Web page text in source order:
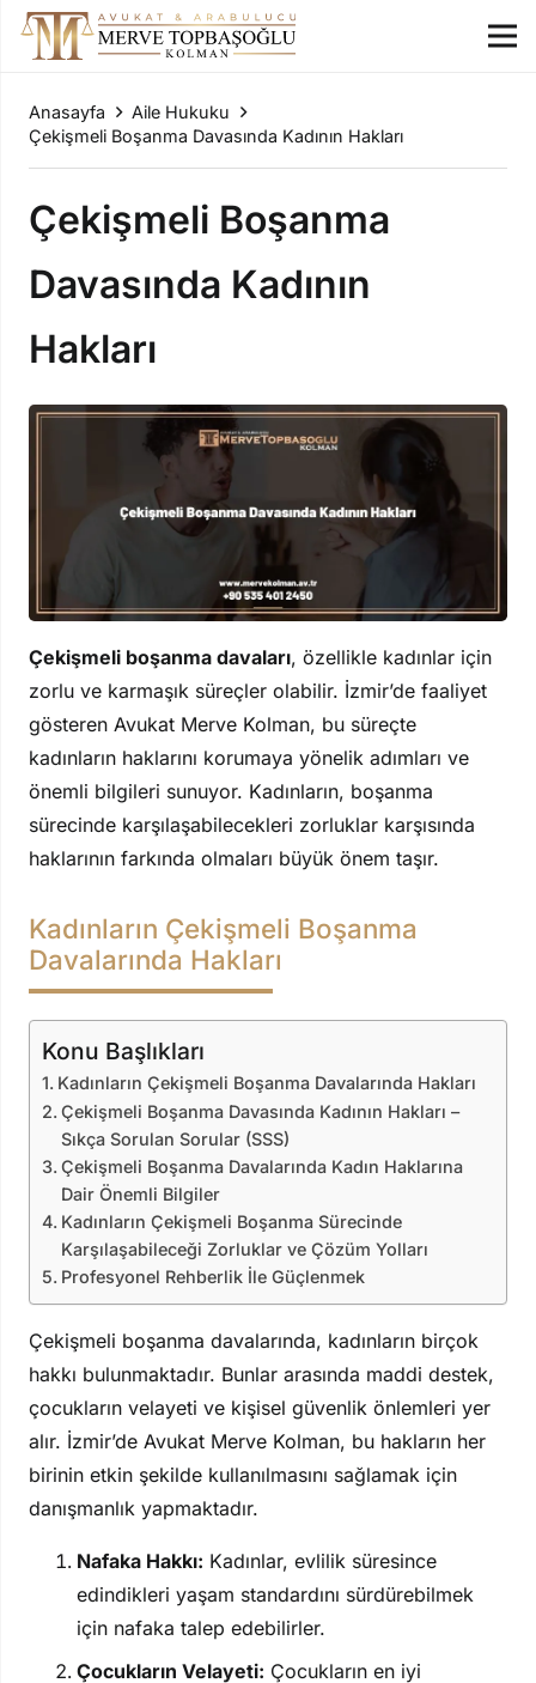
Anasayfa
Aile Hukuku
Çekişmeli Boşanma Davasında Kadının Hakları
Çekişmeli Boşanma
Davasında Kadının
Hakları
Çekişmeli boşanma davaları, özellikle kadınlar için
zorlu ve karmaşık süreçler olabilir. İzmir’de faaliyet
gösteren Avukat Merve Kolman, bu süreçte
kadınların haklarını korumaya yönelik adımları ve
önemli bilgileri sunuyor. Kadınların, boşanma
sürecinde karşılaşabilecekleri zorluklar karşısında
haklarının farkında olmaları büyük önem taşır.
Kadınların Çekişmeli Boşanma
Davalarında Hakları
Konu Başlıkları
Kadınların Çekişmeli Boşanma Davalarında Hakları
Çekişmeli Boşanma Davasında Kadının Hakları –
Sıkça Sorulan Sorular (SSS)
Çekişmeli Boşanma Davalarında Kadın Haklarına
Dair Önemli Bilgiler
Kadınların Çekişmeli Boşanma Sürecinde
Karşılaşabileceği Zorluklar ve Çözüm Yolları
Profesyonel Rehberlik İle Güçlenmek
Çekişmeli boşanma davalarında, kadınların birçok
hakkı bulunmaktadır. Bunlar arasında maddi destek,
çocukların velayeti ve kişisel güvenlik önlemleri yer
alır. İzmir’de Avukat Merve Kolman, bu hakların her
birinin etkin şekilde kullanılmasını sağlamak için
danışmanlık yapmaktadır.
Nafaka Hakkı: Kadınlar, evlilik süresince
edindikleri yaşam standardını sürdürebilmek
için nafaka talep edebilirler.
Çocukların Velayeti: Çocukların en iyi